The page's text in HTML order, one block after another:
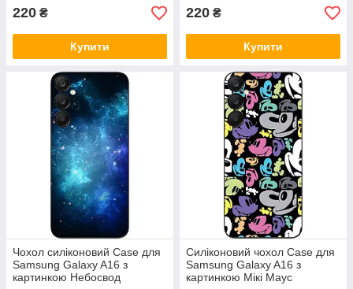
220 ₴
Купити
220 ₴
Купити
Чохол силіконовий Case для
Samsung Galaxy A16 з
картинкою Небосвод
Силіконовий чохол Case для
Samsung Galaxy A16 з
картинкою Мікі Маус